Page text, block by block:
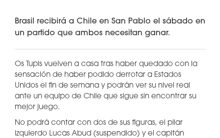
Brasil recibirá a Chile en San Pablo el sábado en
un partido que ambos necesitan ganar.
Os Tupis vuelven a casa tras haber quedado con la
sensación de haber podido derrotar a Estados
Unidos el fin de semana y podrán ver su nivel real
ante un equipo de Chile que sigue sin encontrar su
mejor juego.
No podrá contar con dos de sus figuras, el pilar
izquierdo Lucas Abud (suspendido) y el capitán